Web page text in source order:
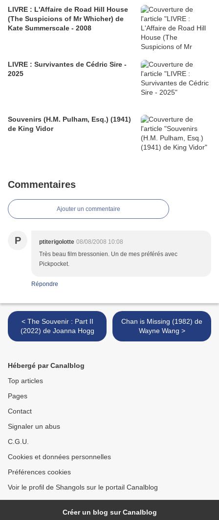
LIVRE : L'Affaire de Road Hill House
(The Suspicions of Mr Whicher) de
Kate Summerscale - 2008
LIVRE : Survivantes de Cédric Sire -
2025
Souvenirs (H.M. Pulham, Esq.) (1941)
de King Vidor
Commentaires
Ajouter un commentaire
P ptiterigolotte 08/08/2008 10:08
Très beau film bressonien. Un de mes préférés avec
Pickpocket.
Répondre
< The Souvenir : Part II
(2022) de Joanna Hogg
Chan is Missing (1982) de
Wayne Wang >
Hébergé par Canalblog
Top articles
Pages
Contact
Signaler un abus
C.G.U.
Cookies et données personnelles
Préférences cookies
Voir le profil de Shangols sur le portail Canalblog
Créer un blog sur Canalblog